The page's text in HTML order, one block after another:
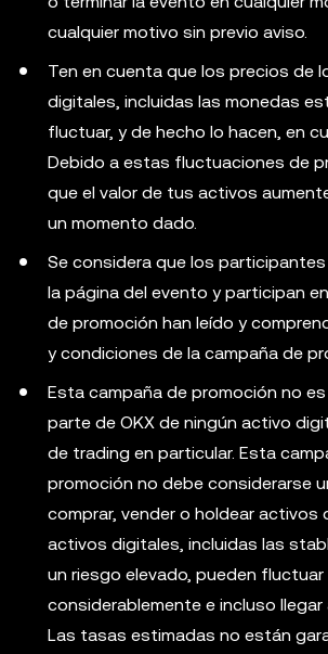
cualquier motivo sin previo aviso.
Ten en cuenta que los precios de
digitales, incluidas las monedas
fluctuar, y de hecho lo hacen, en
Debido a estas fluctuaciones de
que el valor de tus activos
un momento dado.
Se considera que los
la página del evento y participan
de promoción han leído y
y condiciones de la campaña de
Esta campaña de promoción no
parte de OKX de ningún activo
de trading en particular. Esta
promoción no debe considerarse
comprar, vender o holdear activos
activos digitales, incluidas las
un riesgo elevado, pueden fluctuar
considerablemente e incluso llegar
Las tasas estimadas no están